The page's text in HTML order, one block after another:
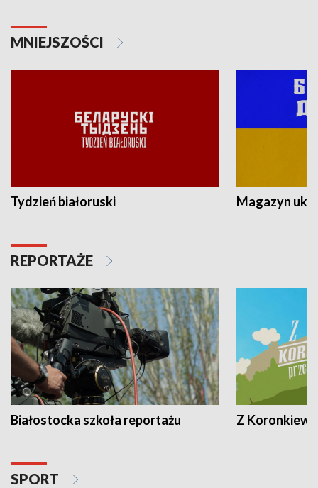
MNIEJSZOŚCI
Tydzień białoruski Magazyn
REPORTAŻE
Białostocka szkoła reportażu Z
SPORT